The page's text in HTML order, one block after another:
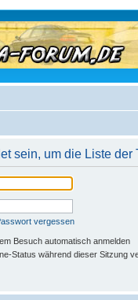
sein, um die Liste
vergessen
Besuch automatisch anmelden
Status während dieser Sitzung